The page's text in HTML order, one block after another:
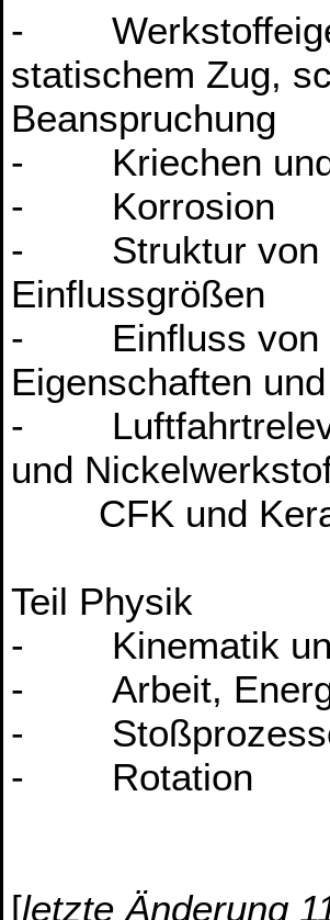
-
statischem Zug,
Beanspruchung
- Kriechen und
- Korrosion
- Struktur von
Einflussgrößen
- Einfluss von
Eigenschaften
-
und
CFK und
Teil Physik
- Kinematik und
- Arbeit,
-
- Rotation
[letzte Änderung